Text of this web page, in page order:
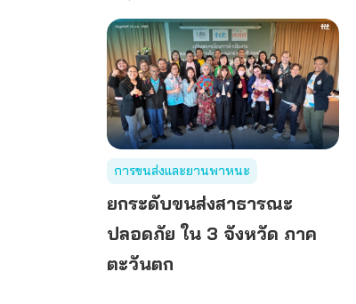
การขนส่งและยานพาหนะ
ยกระดับขนส่งสาธารณะ
ปลอดภัย ใน 3 จังหวัด ภาค
ตะวันตก